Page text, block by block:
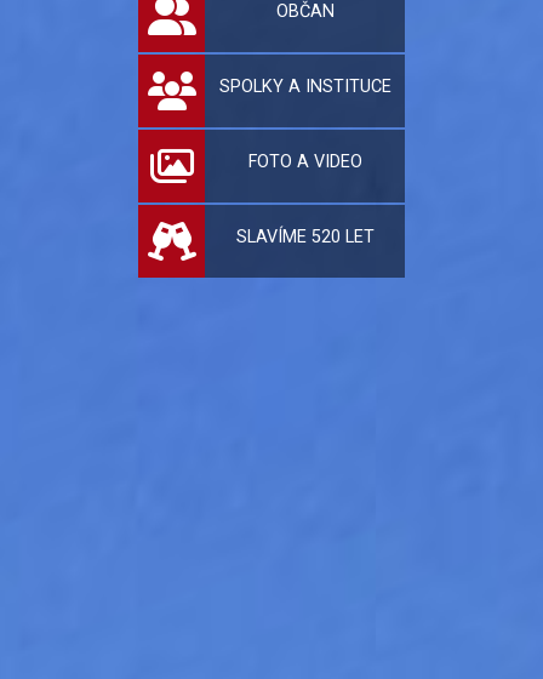
OBČAN
SPOLKY A INSTITUCE
FOTO A VIDEO
SLAVÍME 520 LET